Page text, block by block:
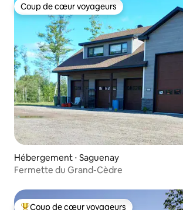
Coup de cœur voyageurs
Coup de cœur voyageurs
Hébergement ⋅ Saguenay
Fermette du Grand-Cèdre
Coup de cœur voyageurs